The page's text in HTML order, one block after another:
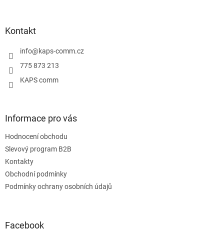
Kontakt
info@kaps-comm.cz
775 873 213
KAPS comm
Informace pro vás
Hodnocení obchodu
Slevový program B2B
Kontakty
Obchodní podmínky
Podmínky ochrany osobních údajů
Facebook